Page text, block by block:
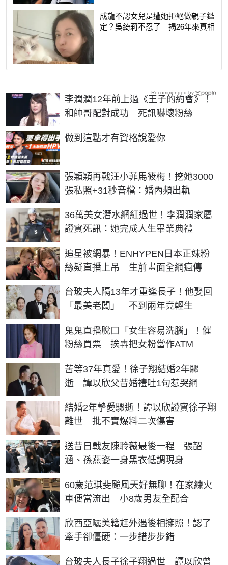
成龍不認女兒是遭她拒絕做親子鑑
定？吳綺莉不忍了 揭26年來真相
李潤潤12年前上過《王子的約會》！
和帥哥配對成功 死訊嚇壞粉絲
做到這點才有資格說愛你
PR
張穎穎再戰汪小菲馬筱梅！挖她3000
張私照+31秒音檔：婚內頻出軌
36萬美女潛水網紅過世！李潤潤家屬
證實死訊：她完成人生畢業典禮
追星被網暴！ENHYPEN日本正妹粉
絲疑直播上吊 生前畫面全網瘋傳
台玻夫人隔13年才重逢長子！他娶回
「最美老闆」 不到兩年竟輕生
鬼鬼直播脫口「女生容易洗腦」！催
粉絲買票 挨轟把女粉當作ATM
苦等37年真愛！徐子翔結婚2年驟
逝 譚以欣父昔婚禮吐1句惹哭網
結婚2年摯愛驟逝！譚以欣證實徐子翔
離世 批不實爆料二次傷害
送昔日戰友陳聆薇最後一程 張韶
涵、孫燕姿一身黑衣低調現身
60歲范琪斐颱風天好無聊！在家練火
車便當流出 小8歲男友全配合
欣西亞曬美籍尪外遇後相擁照！認了
牽手卻僵硬：一步錯步步錯
台玻夫人長子徐子翔過世 譚以欣曾
Recommended by